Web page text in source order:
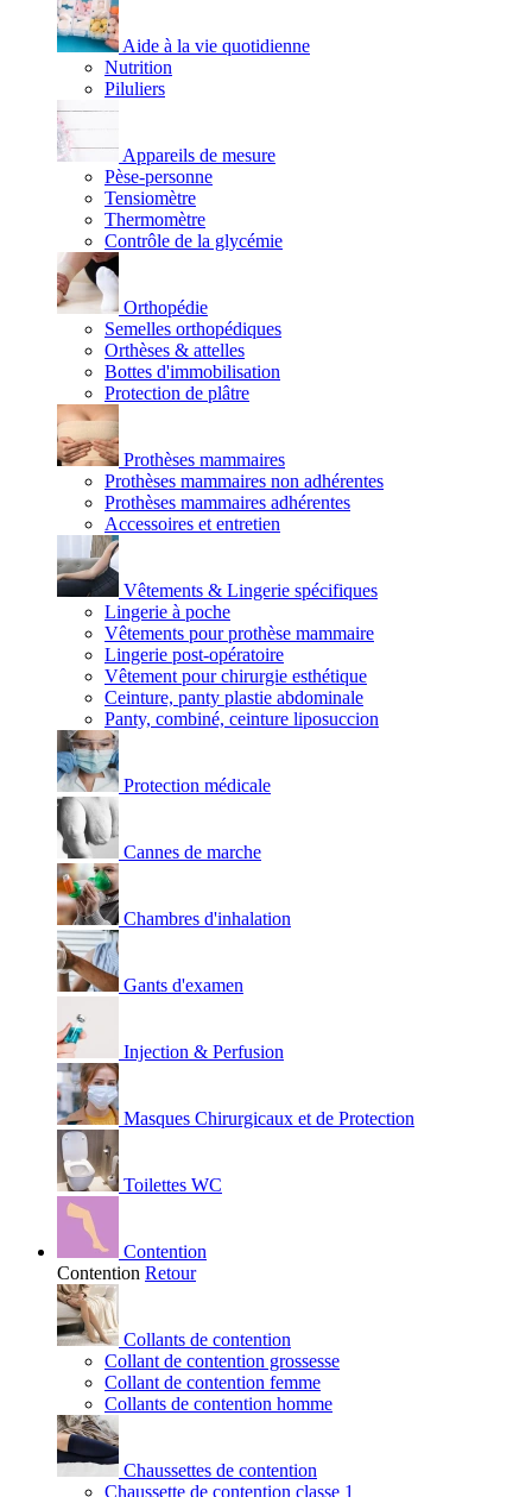
Aide à la vie quotidienne
Nutrition
Piluliers
Appareils de mesure
Pèse-personne
Tensiomètre
Thermomètre
Contrôle de la glycémie
Orthopédie
Semelles orthopédiques
Orthèses & attelles
Bottes d'immobilisation
Protection de plâtre
Prothèses mammaires
Prothèses mammaires non adhérentes
Prothèses mammaires adhérentes
Accessoires et entretien
Vêtements & Lingerie spécifiques
Lingerie à poche
Vêtements pour prothèse mammaire
Lingerie post-opératoire
Vêtement pour chirurgie esthétique
Ceinture, panty plastie abdominale
Panty, combiné, ceinture liposuccion
Protection médicale
Cannes de marche
Chambres d'inhalation
Gants d'examen
Injection & Perfusion
Masques Chirurgicaux et de Protection
Toilettes WC
Contention
Contention Retour
Collants de contention
Collant de contention grossesse
Collant de contention femme
Collants de contention homme
Chaussettes de contention
Chaussette de contention classe 1